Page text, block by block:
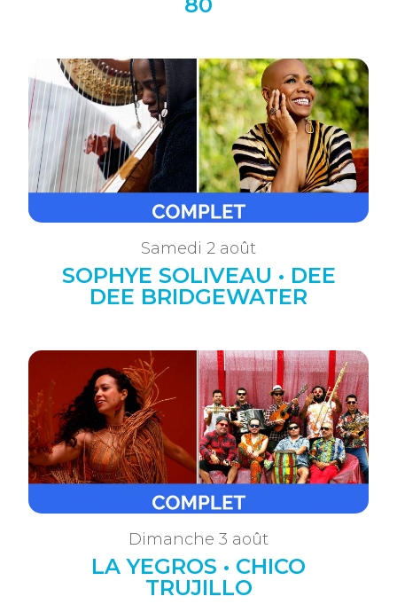
Samedi 2 août
SOPHYE SOLIVEAU • DEE
DEE BRIDGEWATER
Dimanche 3 août
LA YEGROS • CHICO
TRUJILLO